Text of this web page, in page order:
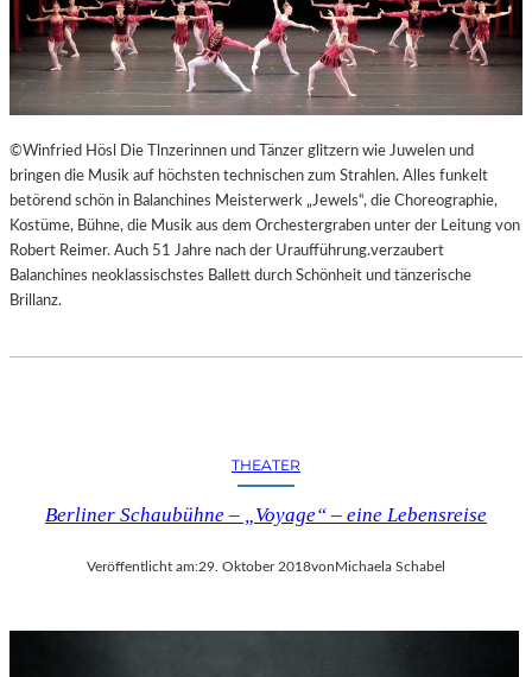
©Winfried Hösl Die Tlnzerinnen und Tänzer glitzern wie Juwelen und
bringen die Musik auf höchsten technischen zum Strahlen. Alles funkelt
betörend schön in Balanchines Meisterwerk „Jewels“, die Choreographie,
Kostüme, Bühne, die Musik aus dem Orchestergraben unter der Leitung von
Robert Reimer. Auch 51 Jahre nach der Uraufführung.verzaubert
Balanchines neoklassischstes Ballett durch Schönheit und tänzerische
Brillanz.
THEATER
Berliner Schaubühne – „Voyage“ – eine Lebensreise
Veröffentlicht am:29. Oktober 2018vonMichaela Schabel